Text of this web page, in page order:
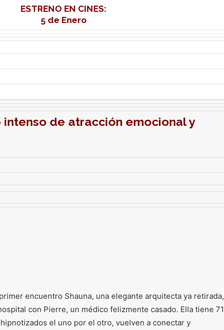
ESTRENO EN CINES:
5 de Enero
de atracción emocional y
encuentro Shauna, una elegante arquitecta ya retirada,
con Pierre, un médico felizmente casado. Ella tiene 71
el uno por el otro, vuelven a conectar y